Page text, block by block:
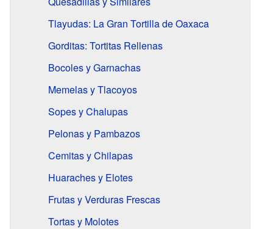
Tlayudas: La Gran Tortilla de Oaxaca
Gorditas: Tortitas Rellenas
Bocoles y Garnachas
Memelas y Tlacoyos
Sopes y Chalupas
Pelonas y Pambazos
Cemitas y Chilapas
Huaraches y Elotes
Frutas y Verduras Frescas
Tortas y Molotes